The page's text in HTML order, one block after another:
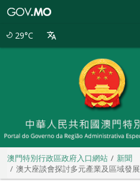
29°C
澳門特別行政區政府入口網站
新聞
澳大座談會探討多元產業及區域發展